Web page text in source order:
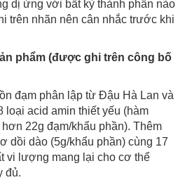
dị ứng với bất kỳ thành phần nào
trên nhãn nên cân nhắc trước khi
phẩm (được ghi trên công bố
đạm phân lập từ Đậu Hà Lan và
loại acid amin thiết yếu (hàm
22g đạm/khẩu phần). Thêm
dồi dào (5g/khẩu phần) cùng 17
vi lượng mang lại cho cơ thể
đủ.